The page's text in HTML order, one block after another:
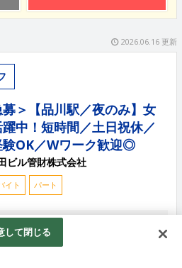
2026.06.16 更新
募＞【品川駅／夜のみ】女
中！短時間／土日祝休／
験OK／Wワーク歓迎◎
ビル管財株式会社
イト パート
日祝日がお休み、平日夜のみ
して閉じる